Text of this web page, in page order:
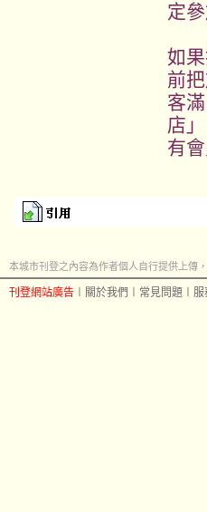
定
如
前
客
店
有
本城市刊登之內容為作者個人自行提供上傳
刊登網站廣告 關於我們 常見問題 服